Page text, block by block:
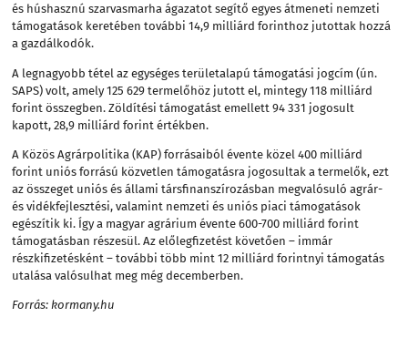
és húshasznú szarvasmarha ágazatot segítő egyes átmeneti nemzeti
támogatások keretében további 14,9 milliárd forinthoz jutottak hozzá
a gazdálkodók.
A legnagyobb tétel az egységes területalapú támogatási jogcím (ún.
SAPS) volt, amely 125 629 termelőhöz jutott el, mintegy 118 milliárd
forint összegben. Zöldítési támogatást emellett 94 331 jogosult
kapott, 28,9 milliárd forint értékben.
A Közös Agrárpolitika (KAP) forrásaiból évente közel 400 milliárd
forint uniós forrású közvetlen támogatásra jogosultak a termelők, ezt
az összeget uniós és állami társfinanszírozásban megvalósuló agrár-
és vidékfejlesztési, valamint nemzeti és uniós piaci támogatások
egészítik ki. Így a magyar agrárium évente 600-700 milliárd forint
támogatásban részesül. Az előlegfizetést követően – immár
részkifizetésként – további több mint 12 milliárd forintnyi támogatás
utalása valósulhat meg még decemberben.
Forrás: kormany.hu